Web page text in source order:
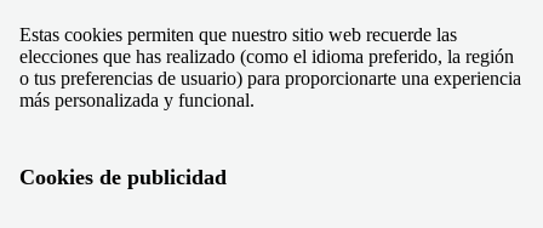
Estas cookies permiten que nuestro sitio web recuerde las
elecciones que has realizado (como el idioma preferido, la región
o tus preferencias de usuario) para proporcionarte una experiencia
más personalizada y funcional.
Cookies de publicidad